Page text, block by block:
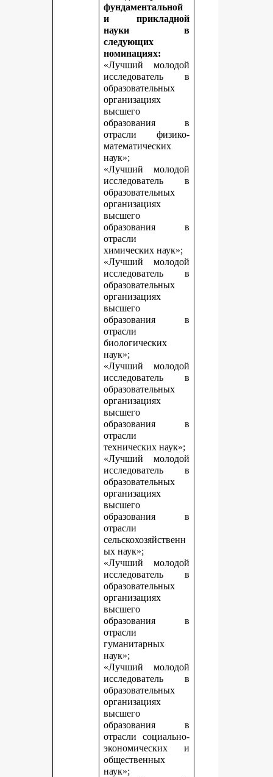
фундаментальной
и прикладной
науки в
следующих
номинациях:
«Лучший молодой
исследователь в
образовательных
организациях
высшего
образования в
отрасли физико-
математических
наук»;
«Лучший молодой
исследователь в
образовательных
организациях
высшего
образования в
отрасли
химических наук»;
«Лучший молодой
исследователь в
образовательных
организациях
высшего
образования в
отрасли
биологических
наук»;
«Лучший молодой
исследователь в
образовательных
организациях
высшего
образования в
отрасли
технических наук»;
«Лучший молодой
исследователь в
образовательных
организациях
высшего
образования в
отрасли
сельскохозяйственн
ых наук»;
«Лучший молодой
исследователь в
образовательных
организациях
высшего
образования в
отрасли
гуманитарных
наук»;
«Лучший молодой
исследователь в
образовательных
организациях
высшего
образования в
отрасли социально-
экономических и
общественных
наук»;